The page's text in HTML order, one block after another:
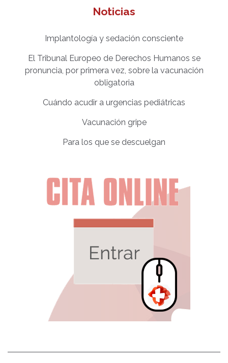
Noticias
Implantología y sedación consciente
El Tribunal Europeo de Derechos Humanos se
pronuncia, por primera vez, sobre la vacunación
obligatoria
Cuándo acudir a urgencias pediátricas
Vacunación gripe
Para los que se descuelgan